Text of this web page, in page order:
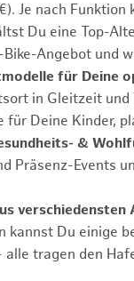
Je nach Funktion
Du eine Top-
Angebot und
für Deine
in Gleitzeit
für Deine Kinder,
&
Präsenz-Events
kannst Du einige
alle tragen den